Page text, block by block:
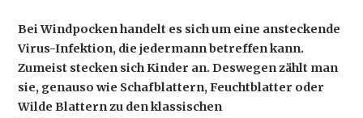
Bei Windpocken handelt es sich um eine ansteckende
Virus-Infektion, die jedermann betreffen kann.
Zumeist stecken sich Kinder an. Deswegen zählt man
sie, genauso wie Schafblattern, Feuchtblatter oder
Wilde Blattern zu den klassischen